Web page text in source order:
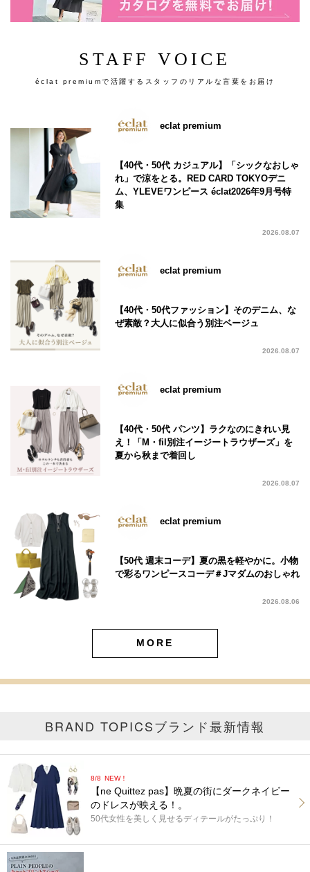
STAFF VOICE
éclat premiumで活躍するスタッフのリアルな言葉をお届け
eclat premium
【40代・50代 カジュアル】「シックなおしゃ
れ」で涼をとる。RED CARD TOKYOデニ
ム、YLEVEワンピース éclat2026年9月号特
集
2026.08.07
eclat premium
【40代・50代ファッション】そのデニム、な
ぜ素敵？大人に似合う別注ベージュ
2026.08.07
eclat premium
【40代・50代 パンツ】ラクなのにきれい見
え！「M・fil別注イージートラウザーズ」を
夏から秋まで着回し
2026.08.07
eclat premium
【50代 週末コーデ】夏の黒を軽やかに。小物
で彩るワンピースコーデ＃Jマダムのおしゃれ
2026.08.06
MORE
BRAND TOPICSブランド最新情報
8/8 NEW！
【ne Quittez pas】晩夏の街にダークネイビー
のドレスが映える！。
50代女性を美しく見せるディテールがたっぷり！